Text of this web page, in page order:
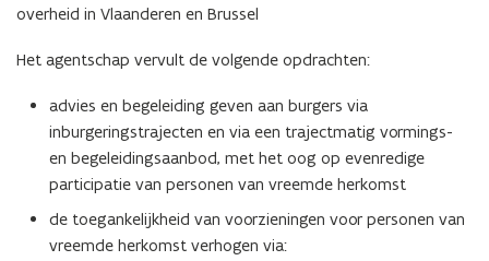
overheid in Vlaanderen en Brussel
Het agentschap vervult de volgende opdrachten:
advies en begeleiding geven aan burgers via
inburgeringstrajecten en via een trajectmatig vormings-
en begeleidingsaanbod, met het oog op evenredige
participatie van personen van vreemde herkomst
de toegankelijkheid van voorzieningen voor personen van
vreemde herkomst verhogen via: